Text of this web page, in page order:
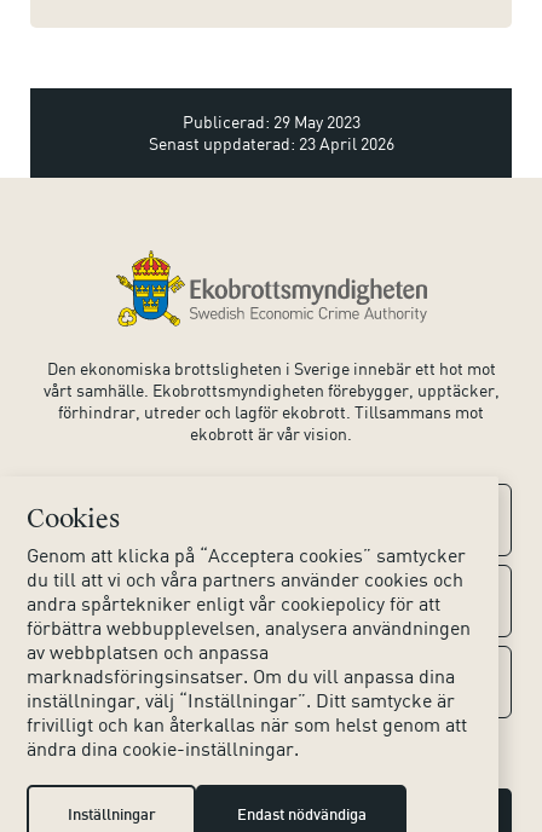
Cookies
Genom att klicka på “Acceptera cookies” samtycker
du till att vi och våra partners använder cookies och
andra spårtekniker enligt vår cookiepolicy för att
förbättra webbupplevelsen, analysera användningen
av webbplatsen och anpassa
marknadsföringsinsatser. Om du vill anpassa dina
inställningar, välj “Inställningar”. Ditt samtycke är
frivilligt och kan återkallas när som helst genom att
ändra dina cookie-inställningar.
Inställningar Endast nödvändiga
Publicerad: 29 May 2023
Senast uppdaterad: 23 April 2026
Den ekonomiska brottsligheten i Sverige innebär ett hot mot
vårt samhälle. Ekobrottsmyndigheten förebygger, upptäcker,
förhindrar, utreder och lagför ekobrott. Tillsammans mot
ekobrott är vår vision.
Kontaktuppgifter
Kontakta oss
Huvudkontoret
Lokala kontor
Press & Media
Om webbplatsen
Tillgänglighet webbplats
Hjälpmedel
Sociala medier
Instagram
LinkedIn Hantera cookies